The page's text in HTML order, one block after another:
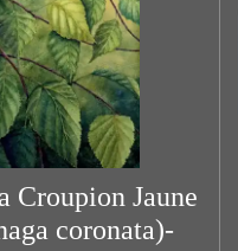
Croupion Jaune
coronata)-